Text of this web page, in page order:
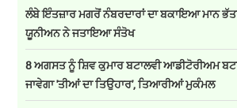
ਲੰਬੇ ਇੰਤਜ਼ਾਰ ਮਗਰੋਂ ਨੰਬਰਦਾਰਾਂ ਦਾ ਬਕਾਇਆ ਮਾਨ
ਯੂਨੀਅਨ ਨੇ ਜਤਾਇਆ ਸੰਤੋਖ
8 ਅਗਸਤ ਨੂੰ ਸ਼ਿਵ ਕੁਮਾਰ ਬਟਾਲਵੀ ਆਡੀਟੋਰੀਅਮ
ਜਾਵੇਗਾ 'ਤੀਆਂ ਦਾ ਤਿਉਹਾਰ', ਤਿਆਰੀਆਂ ਮੁਕੰਮਲ